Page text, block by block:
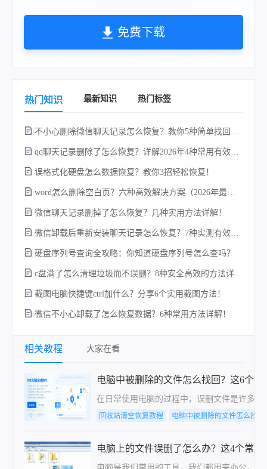
免费下载
热门知识 最新知识 热门标签
误格式化硬盘怎么数据恢复？教你3招轻松恢复！
微信聊天记录删掉了怎么恢复？几种实用方法详解！
硬盘序列号查询全攻略：你知道硬盘序列号怎么查吗？
截图电脑快捷键ctrl加什么？分享6个实用截图方法！
微信不小心卸载了怎么恢复数据？6种常用方法详解！
相关教程 大家在看
电脑中被删除的文件怎么找回？这6个
在日常使用电脑的过程中，误删文件是许多
回收站清空恢复教程 电脑中被删除的文件怎么找回
电脑上的文件误删了怎么办？这4个常用